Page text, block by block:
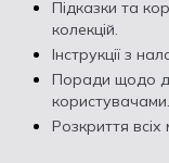
Підказки та
колекцій.
Інструкції з
Поради щодо
користувачами.
Розкриття